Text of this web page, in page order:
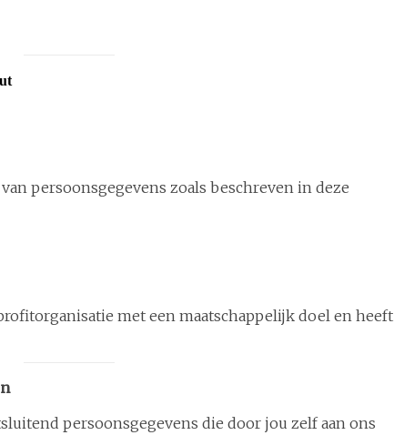
persoonsgegevens zoals beschreven in deze
met een maatschappelijk doel en heeft
persoonsgegevens die door jou zelf aan ons